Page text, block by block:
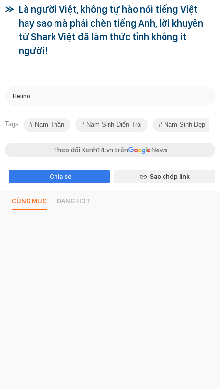
Là người Việt, không tự hào nói tiếng Việt
hay sao mà phải chèn tiếng Anh, lời khuyên
từ Shark Việt đã làm thức tỉnh không ít
người!
Helino
Tags Nam Thần Nam Sinh Điển Trai Nam Sinh Đẹp Trai
Theo dõi Kenh14.vn trên
Chia sẻ Sao chép link
CÙNG MỤC ĐANG HOT